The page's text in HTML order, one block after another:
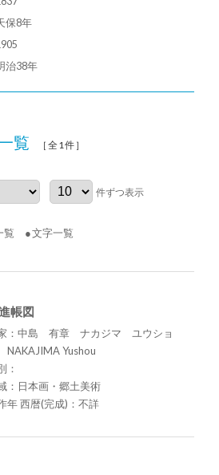
保8年
治38年
覧 ［全1件］
件ずつ表示
覧 文字一覧
帳図
：中島 有章 ナカジマ ユウショ
Yushou
：
：日本画・郷土美術
年 西暦(完成)：不詳